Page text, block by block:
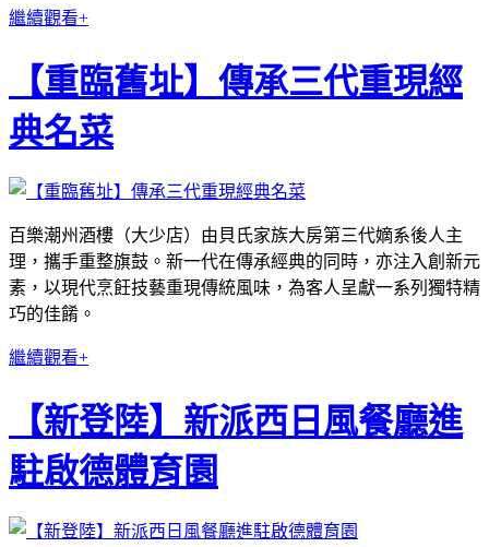
繼續觀看+
【重臨舊址】傳承三代重現經
典名菜
百樂潮州酒樓（大少店）由貝氏家族大房第三代嫡系後人主
理，攜手重整旗鼓。新一代在傳承經典的同時，亦注入創新元
素，以現代烹飪技藝重現傳統風味，為客人呈獻一系列獨特精
巧的佳餚。
繼續觀看+
【新登陸】新派西日風餐廳進
駐啟德體育園